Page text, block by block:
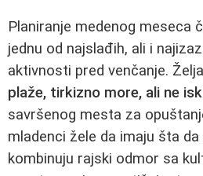
Planiranje medenog meseca
jednu od najslađih, ali i
aktivnosti pred venčanje.
plaže, tirkizno more, ali ne
savršenog mesta za
mladenci žele da imaju šta
kombinuju rajski odmor sa